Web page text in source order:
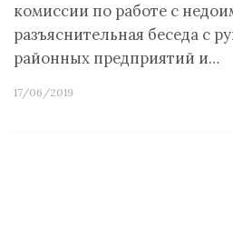
комиссии по работе с
разъяснительная беседа с
районных предприятий и…
17/06/2019